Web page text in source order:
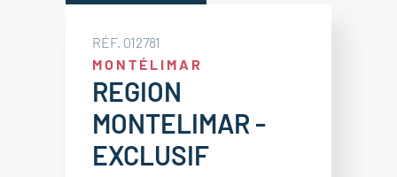
RÉF. 012781
MONTÉLIMAR
REGION
MONTELIMAR -
EXCLUSIF